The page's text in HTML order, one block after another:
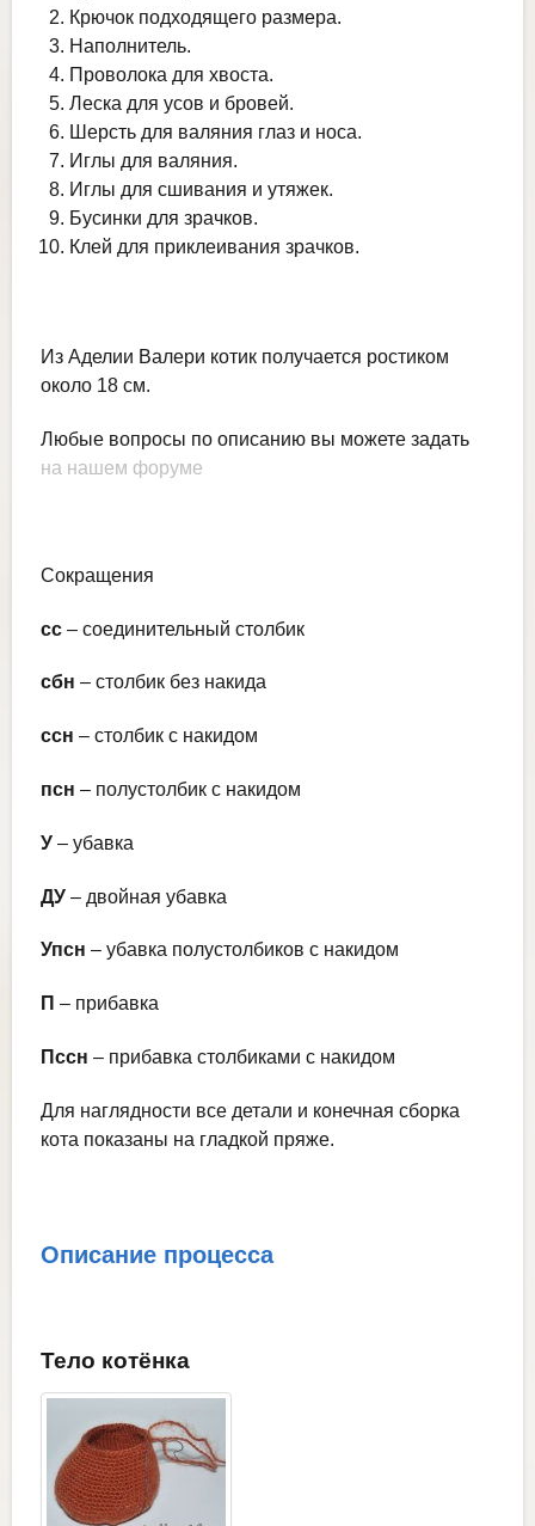
Крючок подходящего размера.
Наполнитель.
Проволока для хвоста.
Леска для усов и бровей.
Шерсть для валяния глаз и носа.
Иглы для валяния.
Иглы для сшивания и утяжек.
Бусинки для зрачков.
Клей для приклеивания зрачков.
Из Аделии Валери котик получается ростиком
около 18 см.
Любые вопросы по описанию вы можете задать
на нашем форуме
Сокращения
сс – соединительный столбик
сбн – столбик без накида
ссн – столбик с накидом
псн – полустолбик с накидом
У – убавка
ДУ – двойная убавка
Упсн – убавка полустолбиков с накидом
П – прибавка
Пссн – прибавка столбиками с накидом
Для наглядности все детали и конечная сборка
кота показаны на гладкой пряже.
Описание процесса
Тело котёнка